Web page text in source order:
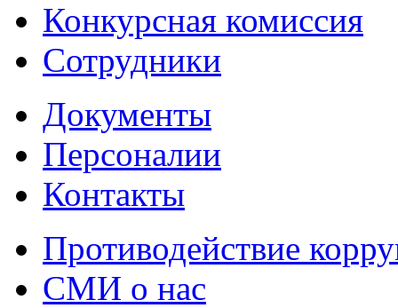
Конкурсная комиссия
Сотрудники
Документы
Персоналии
Контакты
Противодействие
СМИ о нас